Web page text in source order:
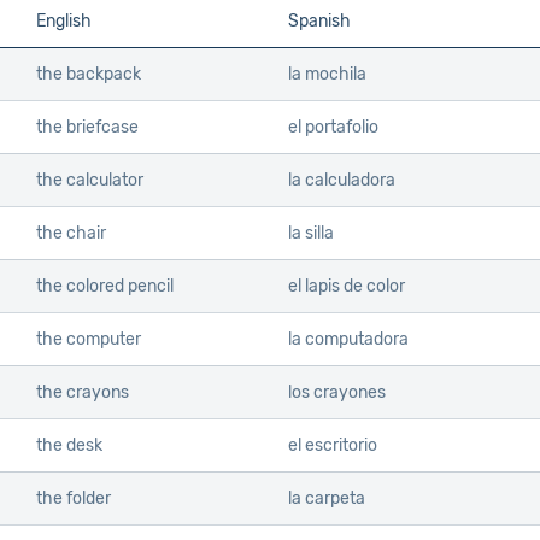
English Spanish
the backpack la mochila
the briefcase el portafolio
the calculator la calculadora
the chair la silla
the colored pencil el lapis de color
the computer la computadora
the crayons los crayones
the desk el escritorio
the folder la carpeta